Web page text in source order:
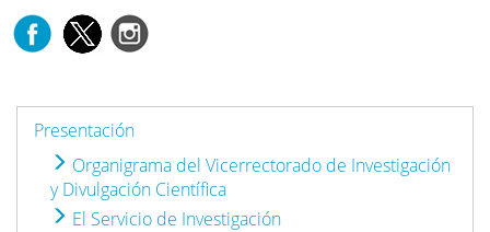
Presentación
Organigrama del Vicerrectorado de Investigación
y Divulgación Científica
El Servicio de Investigación